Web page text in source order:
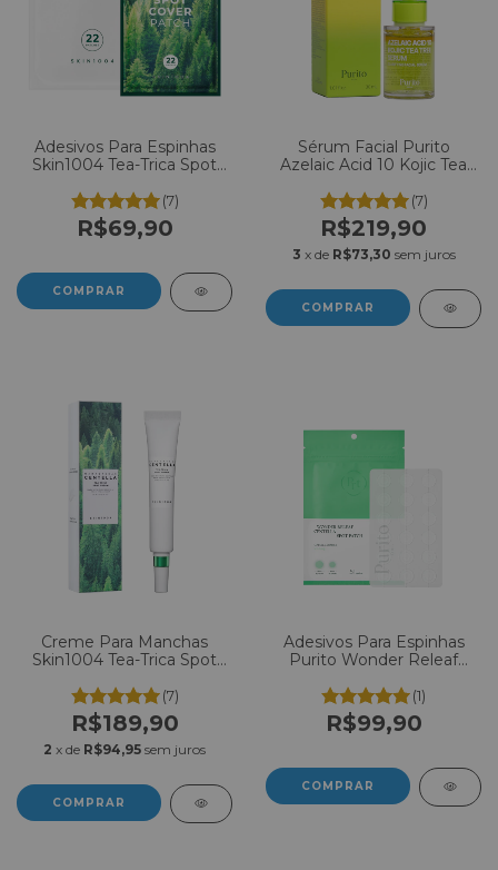
Adesivos Para Espinhas
Skin1004 Tea-Trica Spot
(7)
R$69,90
Sérum Facial Purito
Azelaic Acid 10 Kojic Tea
(7)
R$219,90
3 x de R$73,30 sem juros
Creme Para Manchas
Skin1004 Tea-Trica Spot
(7)
R$189,90
2 x de R$94,95 sem juros
Adesivos Para Espinhas
Purito Wonder Releaf
un
(1)
R$99,90